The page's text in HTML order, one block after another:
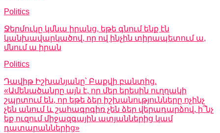
Politics
Ջերմուկը կմնա իրանց, եթե գնում ենք էն
կանխավարկածով, որ ով ինչին տիրապետում ա,
մնում ա իրան
Politics
Դավիթ Իշխանյանը՝ Բաքվի բանտից.
«Ամենածանրը այն է, որ մեր երեսին ուղղակի
շպրտում են, որ եթե ձեր իշխանությունները ոչինչ
չեն անում և շահագրգիռ չեն ձեր վերադարձով, ի՞նչ
եք ուզում միջազգային ատյաններից կամ
դատարաններից»